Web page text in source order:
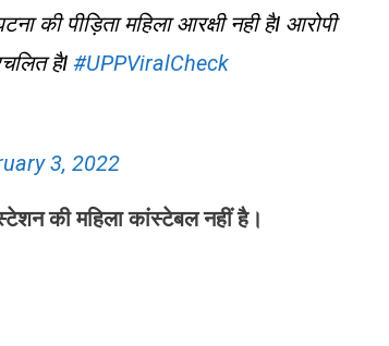
की पीड़िता महिला आरक्षी नही हैI आरोपी
हैI #UPPViralCheck
3, 2022
की महिला कांस्टेबल नहीं है।